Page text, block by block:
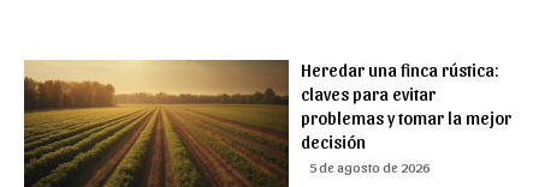
Heredar una finca rústica:
claves para evitar
problemas y tomar la mejor
decisión
5 de agosto de 2026